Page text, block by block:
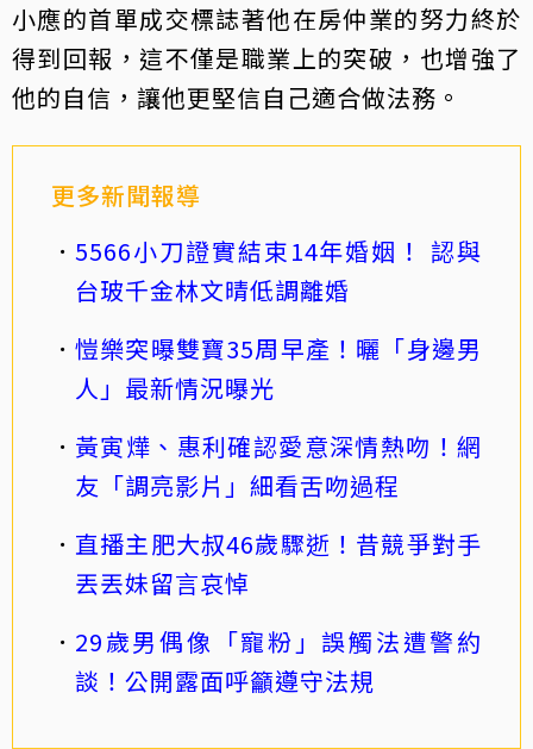
小應的首單成交標誌著他在房仲業的努力終於
得到回報，這不僅是職業上的突破，也增強了
他的自信，讓他更堅信自己適合做法務。
更多新聞報導
5566小刀證實結束14年婚姻！ 認與
台玻千金林文晴低調離婚
愷樂突曝雙寶35周早產！曬「身邊男
人」最新情況曝光
黃寅燁、惠利確認愛意深情熱吻！網
友「調亮影片」細看舌吻過程
直播主肥大叔46歲驟逝！昔競爭對手
丟丟妹留言哀悼
29歲男偶像「寵粉」誤觸法遭警約
談！公開露面呼籲遵守法規